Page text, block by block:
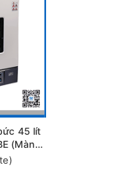
45 lít
(Màn